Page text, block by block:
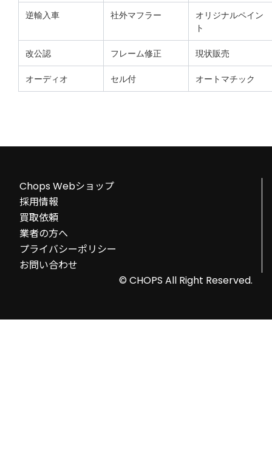
逆輸入車 社外マフラー
オリジナルペイン
ト
改公認 フレーム修正 現状販売
オーディオ セル付 オートマチック
Chops Webショップ
採用情報
買取依頼
業者の方へ
プライバシーポリシー
お問い合わせ
© CHOPS All Right Reserved.